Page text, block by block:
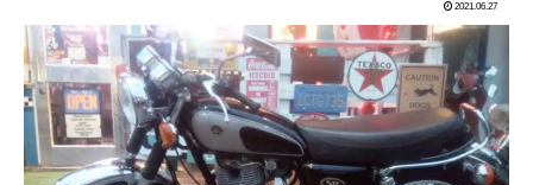
2021.06.27